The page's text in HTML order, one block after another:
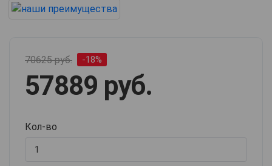
70625 руб. -18%
57889 руб.
Кол-во